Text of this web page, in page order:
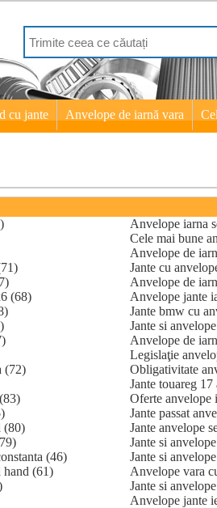
cu jante Anvelope de iarnă vara
Anvelope iarna
Cele mai bune
Anvelope de
Jante cu
Anvelope de
(68)
Anvelope jante
Jante bmw cu
Jante si
Anvelope de
Legislaţie
(72)
Obligativitate
Jante touareg
Oferte anvelope
Jante passat
(80)
Jante anvelope
Jante si
(46)
Jante si
hand (61)
Anvelope vara
Jante si
Anvelope jante